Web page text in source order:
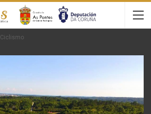
Ciclismo